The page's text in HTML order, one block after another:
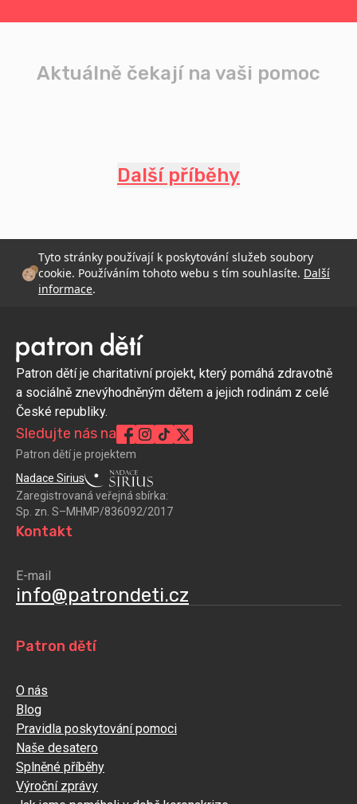
Aktuálně čekají na vaši pomoc
Další příběhy
Tyto stránky používají k poskytování služeb soubory
cookie. Používáním tohoto webu s tím souhlasíte. Další
informace.
Patron dětí je charitativní projekt, který pomáhá zdravotně
a sociálně znevýhodněným dětem a jejich rodinám z celé
České republiky.
Sledujte nás na
Patron dětí je projektem
Nadace Sirius
Zaregistrovaná veřejná sbírka:
Sp. zn. S–MHMP/836092/2017
Patron dětí
O nás
Blog
Pravidla poskytování pomoci
Naše desatero
Splněné příběhy
Výroční zprávy
Kontakt
E-mail
info@patrondeti.cz